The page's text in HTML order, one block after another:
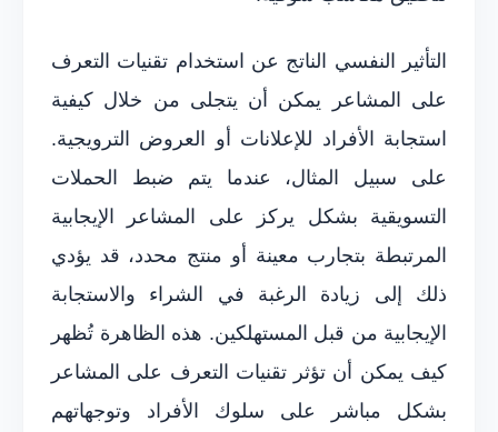
التأثير النفسي الناتج عن استخدام تقنيات التعرف
على المشاعر يمكن أن يتجلى من خلال كيفية
استجابة الأفراد للإعلانات أو العروض الترويجية.
على سبيل المثال، عندما يتم ضبط الحملات
التسويقية بشكل يركز على المشاعر الإيجابية
المرتبطة بتجارب معينة أو منتج محدد، قد يؤدي
ذلك إلى زيادة الرغبة في الشراء والاستجابة
الإيجابية من قبل المستهلكين. هذه الظاهرة تُظهر
كيف يمكن أن تؤثر تقنيات التعرف على المشاعر
بشكل مباشر على سلوك الأفراد وتوجهاتهم